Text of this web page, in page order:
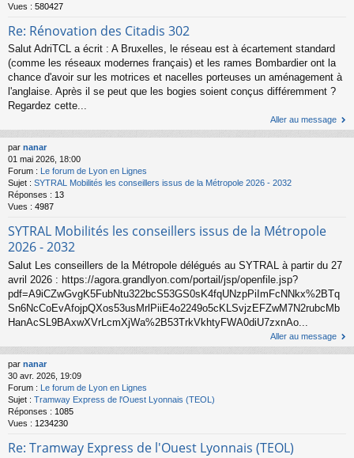
Vues : 580427
Re: Rénovation des Citadis 302
Salut AdriTCL a écrit : A Bruxelles, le réseau est à écartement standard
(comme les réseaux modernes français) et les rames Bombardier ont la
chance d'avoir sur les motrices et nacelles porteuses un aménagement à
l'anglaise. Après il se peut que les bogies soient conçus différemment ?
Regardez cette...
Aller au message
par nanar
01 mai 2026, 18:00
Forum :
Le forum de Lyon en Lignes
Sujet : SYTRAL Mobilités les conseillers issus de la Métropole 2026 - 2032
Réponses : 13
Vues : 4987
SYTRAL Mobilités les conseillers issus de la Métropole
2026 - 2032
Salut Les conseillers de la Métropole délégués au SYTRAL à partir du 27
avril 2026 : https://agora.grandlyon.com/portail/jsp/openfile.jsp?
pdf=A9iCZwGvgK5FubNtu322bcS53GS0sK4fqUNzpPiImFcNNkx%2BTq
Sn6NcCoEvAfojpQXos53usMrlPiiE4o2249o5cKLSvjzEFZwM7N2rubcMb
HanAcSL9BAxwXVrLcmXjWa%2B53TrkVkhtyFWA0diU7zxnAo...
Aller au message
par nanar
30 avr. 2026, 19:09
Forum : Le forum de Lyon en Lignes
Sujet : Tramway Express de l'Ouest Lyonnais (TEOL)
Réponses : 1085
Vues : 1234230
Re: Tramway Express de l'Ouest Lyonnais (TEOL)